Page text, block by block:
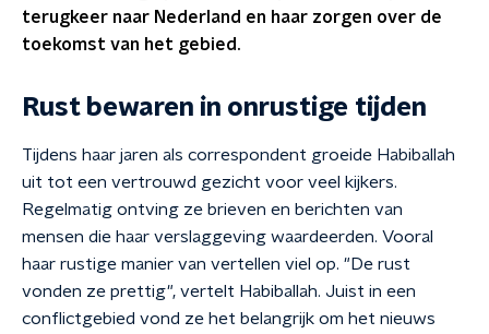
terugkeer naar Nederland en haar zorgen over de
toekomst van het gebied.
Rust bewaren in onrustige tijden
Tijdens haar jaren als correspondent groeide Habiballah
uit tot een vertrouwd gezicht voor veel kijkers.
Regelmatig ontving ze brieven en berichten van
mensen die haar verslaggeving waardeerden. Vooral
haar rustige manier van vertellen viel op. "De rust
vonden ze prettig", vertelt Habiballah. Juist in een
conflictgebied vond ze het belangrijk om het nieuws